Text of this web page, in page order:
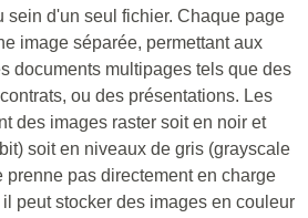
sein d'un seul fichier. Chaque page
image séparée, permettant aux
documents multipages tels que des
ou des présentations. Les
des images raster soit en noir et
soit en niveaux de gris (grayscale
prenne pas directement en charge
peut stocker des images en couleur